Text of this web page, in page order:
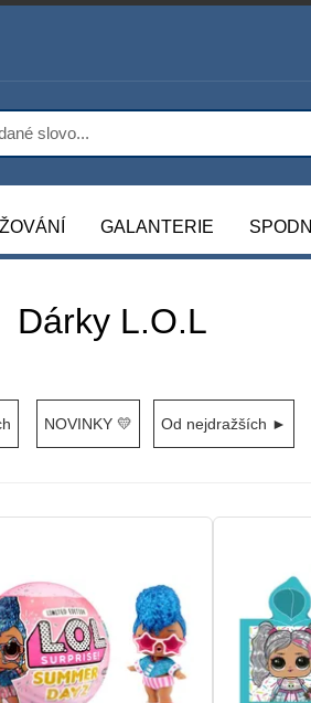
GALANTERIE
Dárky L.O.L
NOVINKY 💛 Od nejdražších ►